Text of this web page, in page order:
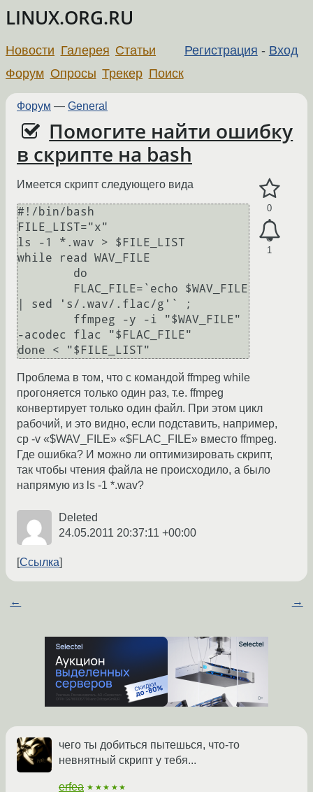
LINUX.ORG.RU
Регистрация - Вход
Новости Галерея Статьи
Форум Опросы Трекер Поиск
Форум — General
Помогите найти ошибку
в скрипте на bash
0
1
Имеется скрипт следующего вида
#!/bin/bash
FILE_LIST="x"
ls -1 *.wav > $FILE_LIST
while read WAV_FILE
| sed 's/.wav/.flac/g'` ;
-acodec flac "$FLAC_FILE"
done < "$FILE_LIST"
Проблема в том, что с командой ffmpeg while
прогоняется только один раз, т.е. ffmpeg
конвертирует только один файл. При этом цикл
рабочий, и это видно, если подставить, например,
cp -v «$WAV_FILE» «$FLAC_FILE» вместо ffmpeg.
Где ошибка? И можно ли оптимизировать скрипт,
так чтобы чтения файла не происходило, а было
напрямую из ls -1 *.wav?
Deleted
24.05.2011 20:37:11 +00:00
Ссылка
← →
чего ты добиться пытешься, что-то
невнятный скрипт у тебя...
erfea ★★★★★